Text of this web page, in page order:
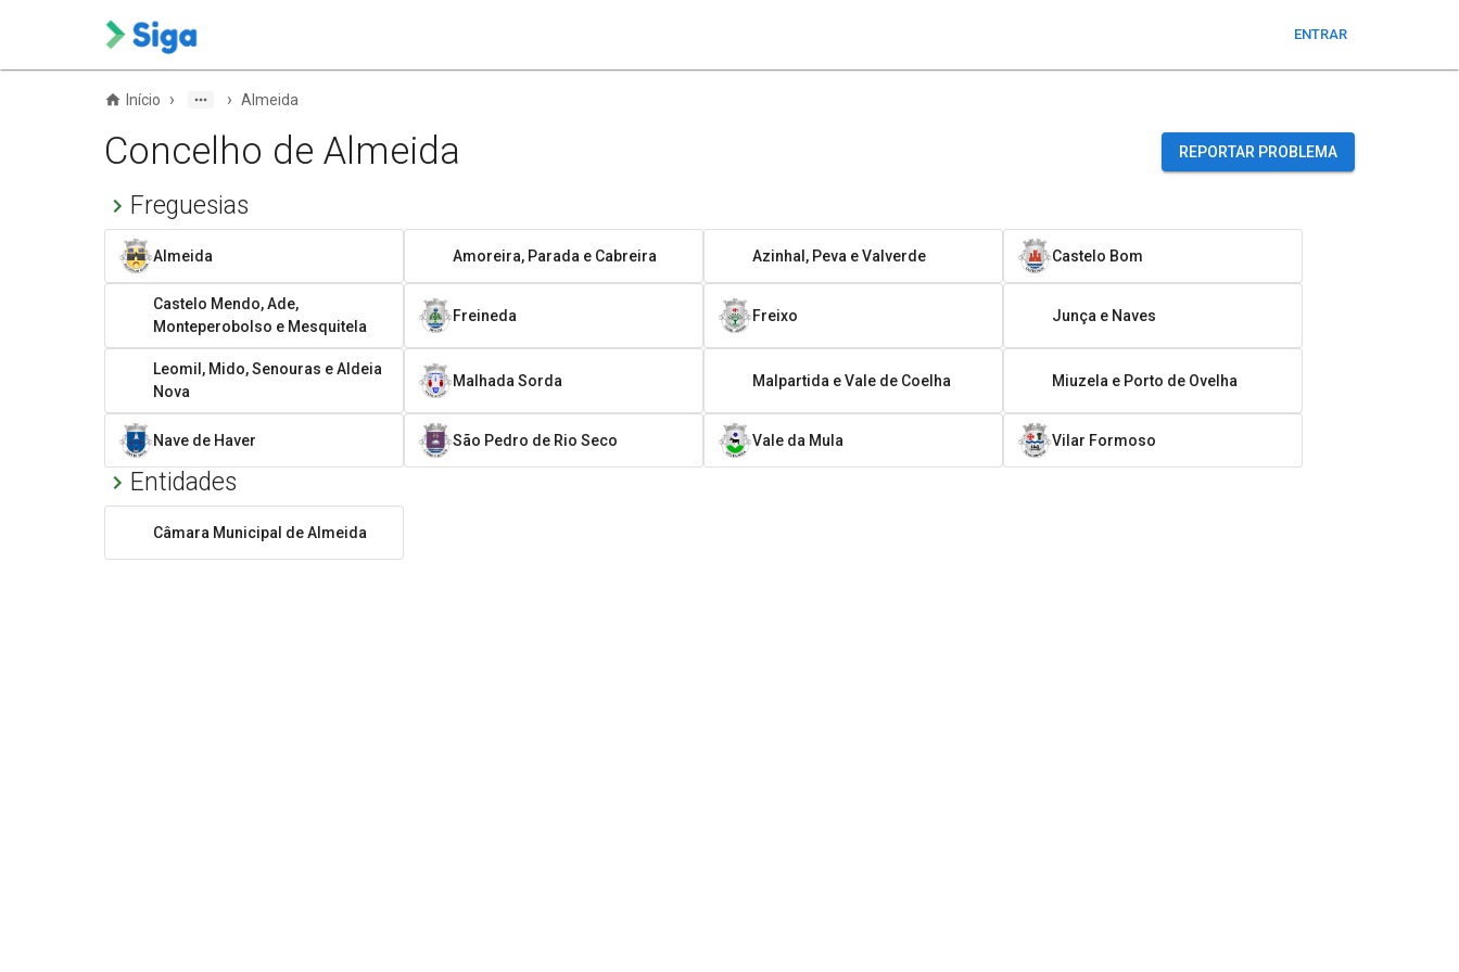
ENTRAR
Início › › Almeida
Concelho de Almeida REPORTAR PROBLEMA
Freguesias
Almeida Amoreira, Parada e Cabreira Azinhal, Peva e Valverde Castelo Bom
Castelo Mendo, Ade,
Monteperobolso e Mesquitela
Freineda Freixo Junça e Naves
Leomil, Mido, Senouras e Aldeia
Nova
Malhada Sorda Malpartida e Vale de Coelha Miuzela e Porto de Ovelha
Nave de Haver São Pedro de Rio Seco Vale da Mula Vilar Formoso
Entidades
Câmara Municipal de Almeida